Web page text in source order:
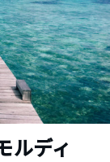
ルディ